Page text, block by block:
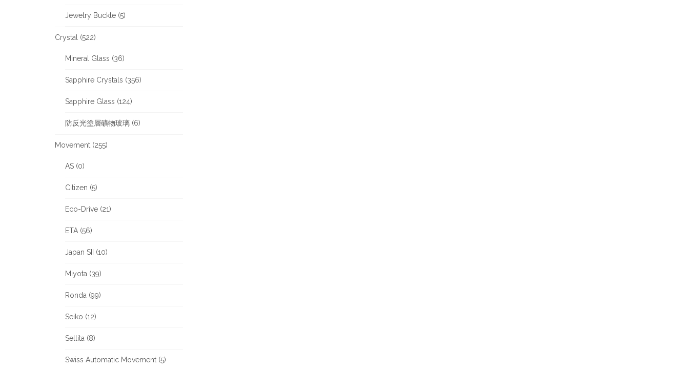
Jewelry Buckle (5)
Crystal (522)
Mineral Glass (36)
Sapphire Crystals (356)
Sapphire Glass (124)
防反光塗層礦物玻璃 (6)
Movement (255)
AS (0)
Citizen (5)
Eco-Drive (21)
ETA (56)
Japan SII (10)
Miyota (39)
Ronda (99)
Seiko (12)
Sellita (8)
Swiss Automatic Movement (5)